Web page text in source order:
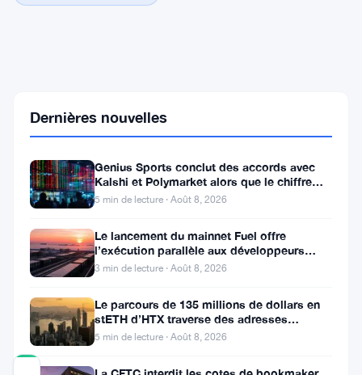
s'empare
millions
dollars
d'un
blitz
trois
semaines
Dernières nouvelles
Genius Sports conclut des accords avec
Kalshi et Polymarket alors que le chiffre
d’affaires du T2 atteint
5 min de lecture · Août 8, 2026
Le lancement du mainnet Fuel offre
l’exécution parallèle aux développeurs
d’Ethereum
3 min de lecture · Août 8, 2026
Le parcours de 135 millions de dollars en
stETH d’HTX traverse des adresses
Poloniex
5 min de lecture · Août 8, 2026